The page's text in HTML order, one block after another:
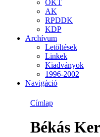
OKT
AK
RPDDK
KDP
Archívum
Letöltések
Linkek
Kiadványok
1996-2002
Navigáció
Címlap
Békás